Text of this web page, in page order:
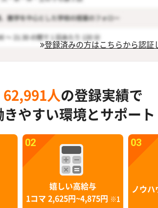
登録済みの方はこちらから認証
62,991人 の登録実績で
きやすい環境とサポート
02
嬉しい高給与
1コマ 2,625円~4,875円
※1
03
ノウ